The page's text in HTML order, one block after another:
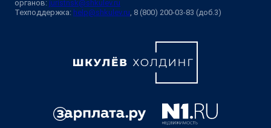
органов: juristnsk@shkulev.ru
Техподдержка: help@shkulev.ru, 8 (800) 200-03-83 (доб.3)